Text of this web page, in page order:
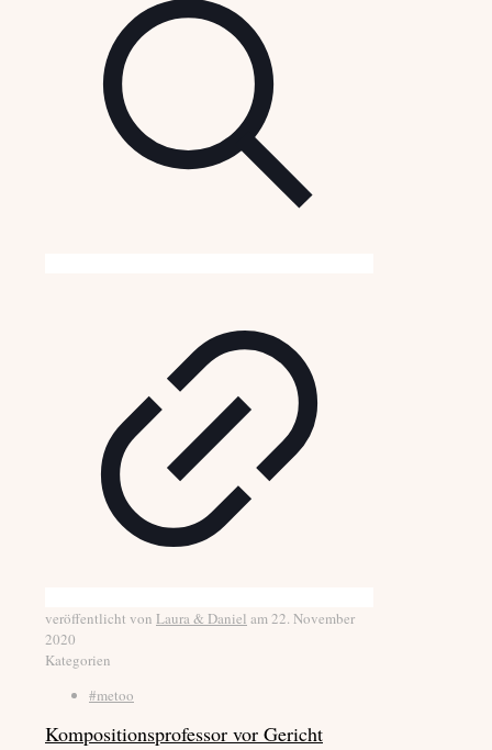
veröffentlicht von Laura & Daniel am22. November
2020
Kategorien
#metoo
Kompositionsprofessor vor Gericht